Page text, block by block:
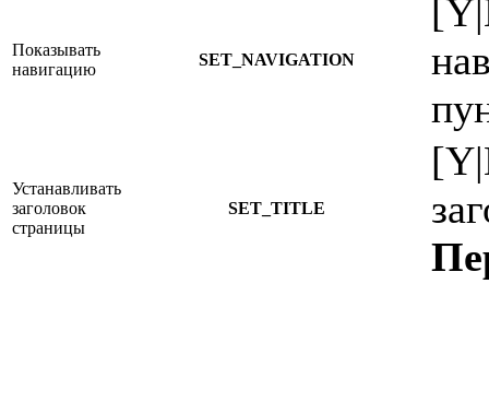
Показывать
навигацию
SET_NAVIGATION
Устанавливать
заголовок
страницы
SET_TITLE